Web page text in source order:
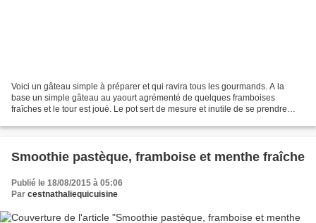
Voici un gâteau simple à préparer et qui ravira tous les gourmands. A la
base un simple gâteau au yaourt agrémenté de quelques framboises
fraîches et le tour est joué. Le pot sert de mesure et inutile de se prendre
Smoothie pastèque, framboise et menthe fraîche
Publié le 18/08/2015 à 05:06
Par cestnathaliequicuisine